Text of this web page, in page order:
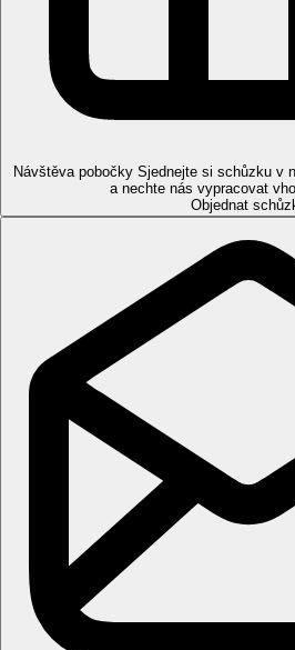
Sportovní nabídka
Zdarma:
Za poplatek:
Dětský bazén, dětská postýlka.
Wifi ve veřejných
www.atlanticahotels.com
Oficiální kategorie
4 hvězdičky
Vzdálenosti
Vzdálenost od nejbližšího letiště
Vzdálenost k pláži
Centrum města
Návštěva pobočky Sjednejte si schůzku v
a nechte nás vypracovat
Objednat